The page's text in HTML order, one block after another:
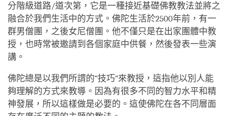
分階級道路/道次第，它是一種接近基礎佛教教法並將之
融合於我們生活中的方式。佛陀生活於2500年前，有一
群男僧團，之後女尼僧團。他不僅只是在出家團體中教
授，也時常被邀請到各個家庭中供餐，然後發表一些演
講。
佛陀總是以我們所謂的“技巧”來教授，這指他以別人能
夠理解的方式來教導。因為有很多不同的智力水平和精
神發展，所以這樣做是必要的。這使佛陀在各不同層面